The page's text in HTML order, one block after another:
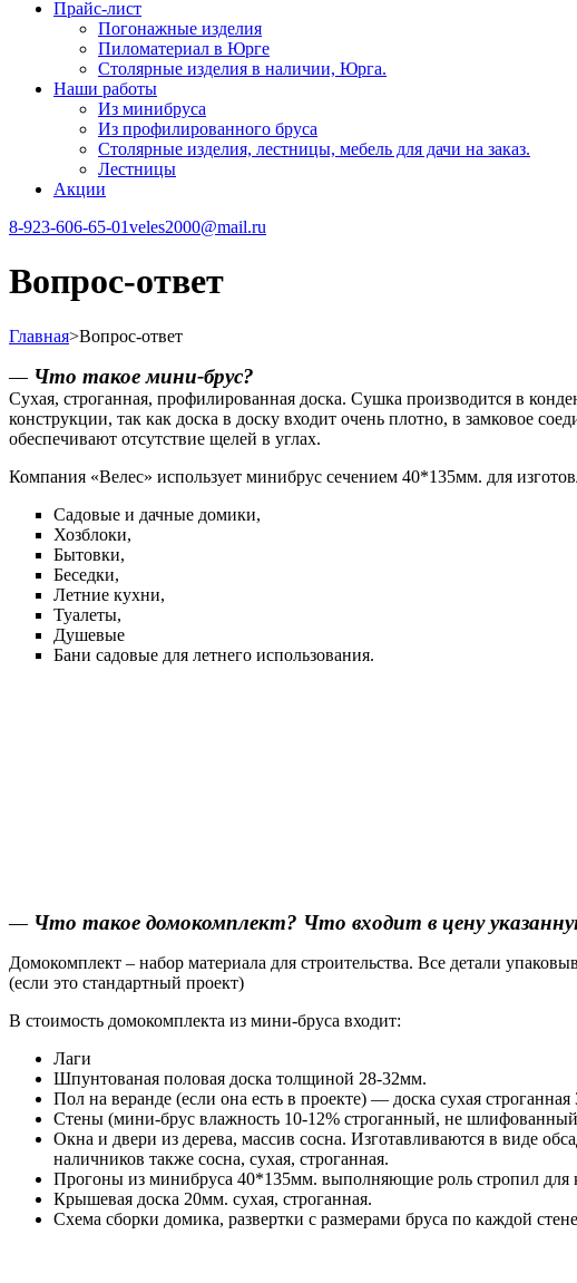
Прайс-лист
Погонажные изделия
Пиломатериал в Юрге
Столярные изделия в наличии, Юрга.
Наши работы
Из минибруса
Из профилированного бруса
Столярные изделия, лестницы, мебель для дачи на заказ.
Лестницы
Акции
8-923-606-65-01veles2000@mail.ru
Вопрос-ответ
Главная>Вопрос-ответ
— Что такое мини-брус?
Сухая, строганная, профилированная доска. Сушка производится в
конструкции, так как доска в доску входит очень плотно, в замковое
обеспечивают отсутствие щелей в углах.
Компания «Велес» использует минибрус сечением 40*135мм. для
Садовые и дачные домики,
Хозблоки,
Бытовки,
Беседки,
Летние кухни,
Туалеты,
Душевые
Бани садовые для летнего использования.
— Что такое домокомплект? Что входит в цену
Домокомплект – набор материала для строительства. Все детали
(если это стандартный проект)
В стоимость домокомплекта из мини-бруса входит:
Лаги
Шпунтованая половая доска толщиной 28-32мм.
Пол на веранде (если она есть в проекте) — доска сухая
Стены (мини-брус влажность 10-12% строганный, не
Окна и двери из дерева, массив сосна. Изготавливаются в виде
наличников также сосна, сухая, строганная.
Прогоны из минибруса 40*135мм. выполняющие роль стропил для
Крышевая доска 20мм. сухая, строганная.
Схема сборки домика, развертки с размерами бруса по каждой